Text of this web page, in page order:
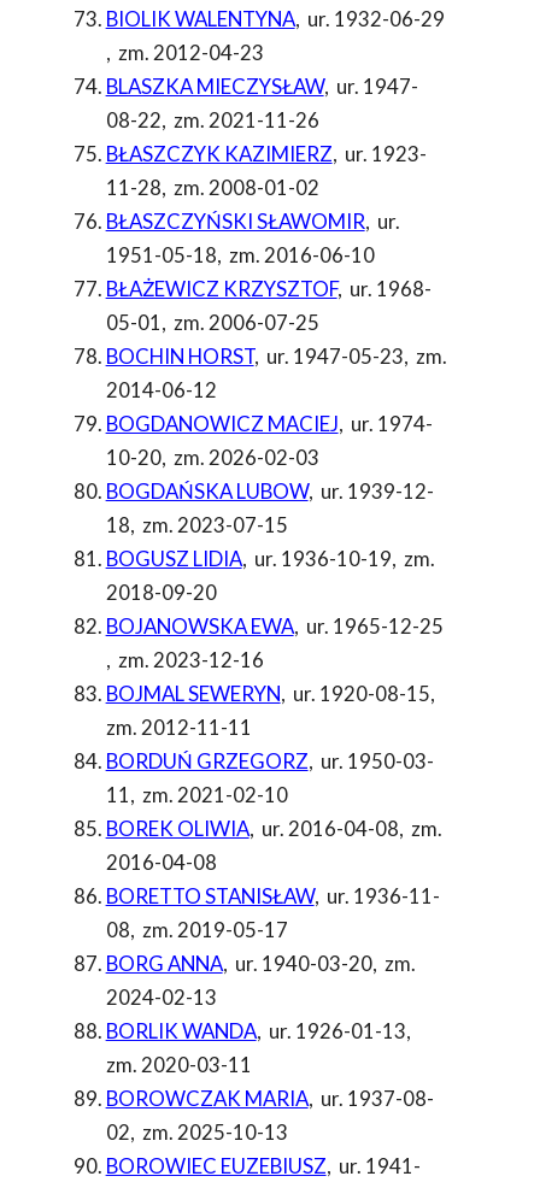
BIOLIK WALENTYNA, ur. 1932-06-29
, zm. 2012-04-23
BLASZKA MIECZYSŁAW, ur. 1947-
08-22, zm. 2021-11-26
BŁASZCZYK KAZIMIERZ, ur. 1923-
11-28, zm. 2008-01-02
BŁASZCZYŃSKI SŁAWOMIR, ur.
1951-05-18, zm. 2016-06-10
BŁAŻEWICZ KRZYSZTOF, ur. 1968-
05-01, zm. 2006-07-25
BOCHIN HORST, ur. 1947-05-23, zm.
2014-06-12
BOGDANOWICZ MACIEJ, ur. 1974-
10-20, zm. 2026-02-03
BOGDAŃSKA LUBOW, ur. 1939-12-
18, zm. 2023-07-15
BOGUSZ LIDIA, ur. 1936-10-19, zm.
2018-09-20
BOJANOWSKA EWA, ur. 1965-12-25
, zm. 2023-12-16
BOJMAL SEWERYN, ur. 1920-08-15,
zm. 2012-11-11
BORDUŃ GRZEGORZ, ur. 1950-03-
11, zm. 2021-02-10
BOREK OLIWIA, ur. 2016-04-08, zm.
2016-04-08
BORETTO STANISŁAW, ur. 1936-11-
08, zm. 2019-05-17
BORG ANNA, ur. 1940-03-20, zm.
2024-02-13
BORLIK WANDA, ur. 1926-01-13,
zm. 2020-03-11
BOROWCZAK MARIA, ur. 1937-08-
02, zm. 2025-10-13
BOROWIEC EUZEBIUSZ, ur. 1941-